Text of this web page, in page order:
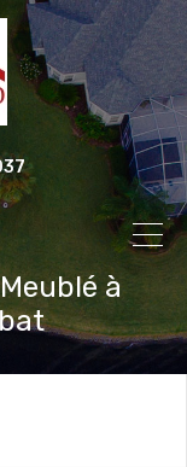
à